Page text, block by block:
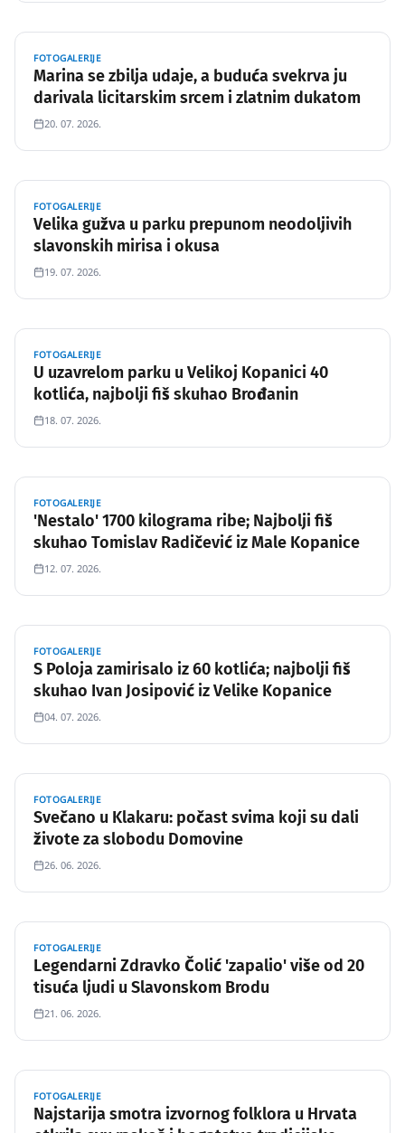
FOTOGALERIJE
Marina se zbilja udaje, a buduća svekrva ju
darivala licitarskim srcem i zlatnim dukatom
20. 07. 2026.
FOTOGALERIJE
Velika gužva u parku prepunom neodoljivih
slavonskih mirisa i okusa
19. 07. 2026.
FOTOGALERIJE
U uzavrelom parku u Velikoj Kopanici 40
kotlića, najbolji fiš skuhao Brođanin
18. 07. 2026.
FOTOGALERIJE
'Nestalo' 1700 kilograma ribe; Najbolji fiš
skuhao Tomislav Radičević iz Male Kopanice
12. 07. 2026.
FOTOGALERIJE
S Poloja zamirisalo iz 60 kotlića; najbolji fiš
skuhao Ivan Josipović iz Velike Kopanice
04. 07. 2026.
FOTOGALERIJE
Svečano u Klakaru: počast svima koji su dali
živote za slobodu Domovine
26. 06. 2026.
FOTOGALERIJE
Legendarni Zdravko Čolić 'zapalio' više od 20
tisuća ljudi u Slavonskom Brodu
21. 06. 2026.
FOTOGALERIJE
Najstarija smotra izvornog folklora u Hrvata